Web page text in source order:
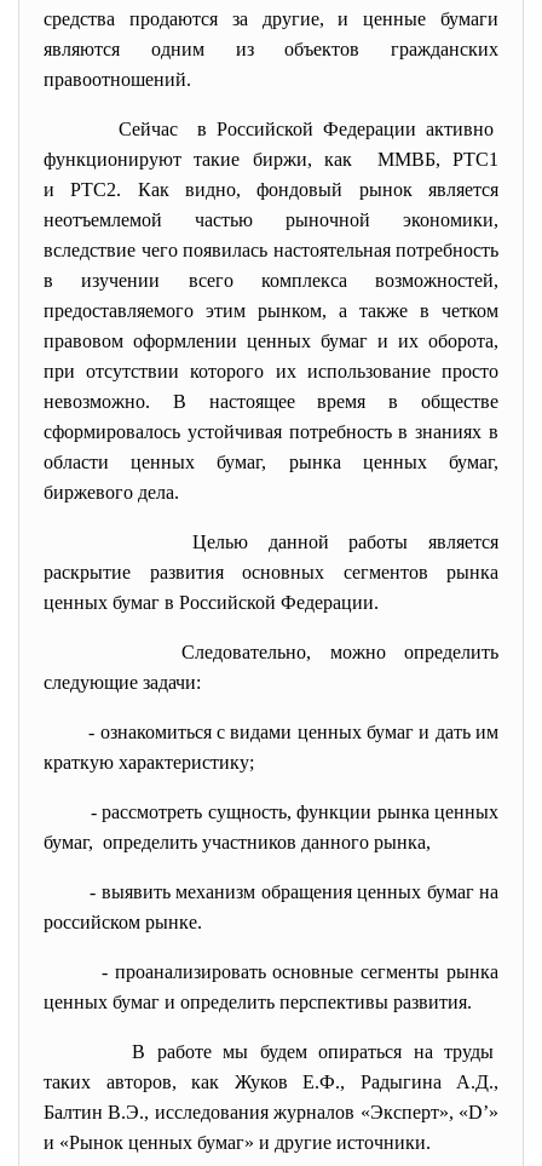
средства продаются за другие, и ценные бумаги
являются одним из объектов гражданских
правоотношений.
Сейчас в Российской Федерации активно
функционируют такие биржи, как ММВБ, РТС1
и РТС2. Как видно, фондовый рынок является
неотъемлемой частью рыночной экономики,
вследствие чего появилась настоятельная потребность
в изучении всего комплекса возможностей,
предоставляемого этим рынком, а также в четком
правовом оформлении ценных бумаг и их оборота,
при отсутствии которого их использование просто
невозможно. В настоящее время в обществе
сформировалось устойчивая потребность в знаниях в
области ценных бумаг, рынка ценных бумаг,
биржевого дела.
Целью данной работы является
раскрытие развития основных сегментов рынка
ценных бумаг в Российской Федерации.
Следовательно, можно определить
следующие задачи:
- ознакомиться с видами ценных бумаг и дать им
краткую характеристику;
- рассмотреть сущность, функции рынка ценных
бумаг, определить участников данного рынка,
- выявить механизм обращения ценных бумаг на
российском рынке.
- проанализировать основные сегменты рынка
ценных бумаг и определить перспективы развития.
В работе мы будем опираться на труды
таких авторов, как Жуков Е.Ф., Радыгина А.Д.,
Балтин В.Э., исследования журналов «Эксперт», «D’»
и «Рынок ценных бумаг» и другие источники.